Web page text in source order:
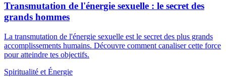
Transmutation de l'énergie sexuelle : le secret des
grands hommes
La transmutation de l'énergie sexuelle est le secret des plus grands
accomplissements humains. Découvre comment canaliser cette force
pour atteindre tes objectifs.
Spiritualité et Énergie